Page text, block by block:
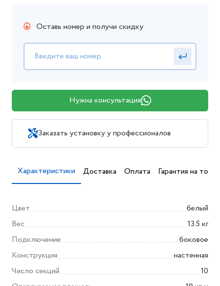
Оставь номер и получи скидку
Нужна консультация
Заказать установку у профессионалов
Характеристики Доставка Оплата Гарантия на товар
Цвет
белый
Вес
13.5 кг
Подключение
боковое
Конструкция
настенная
Число секций
10